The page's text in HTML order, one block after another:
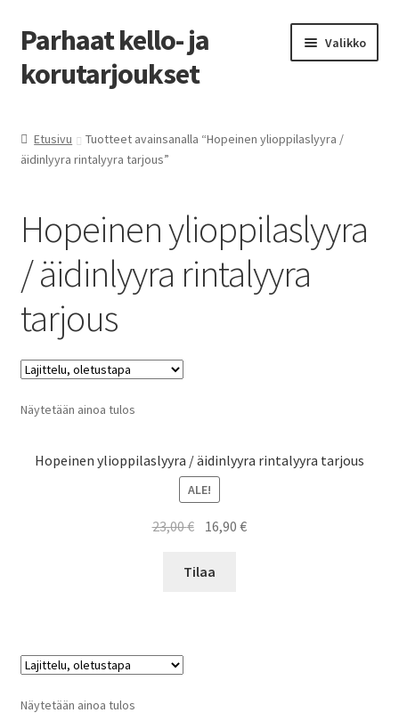
Siirry
navigointiin
Siirry
sisältöön
Parhaat kello- ja
korutarjoukset
Valikko
Parhaat tarjoukset
Etusivu
Tuotteet avainsanalla “Hopeinen ylioppilaslyyra /
äidinlyyra rintalyyra tarjous”
Hopeinen ylioppilaslyyra
/ äidinlyyra rintalyyra
tarjous
Näytetään ainoa tulos
Hopeinen ylioppilaslyyra / äidinlyyra rintalyyra tarjous
ALE!
23,00€ Alkuperäinen
oli:
16,90€Nykyinen
Tilaa
Näytetään ainoa tulos